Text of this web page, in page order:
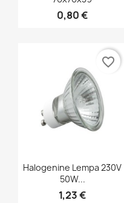
0,80 €
Greita peržiūra
Halogenine Lempa 230V
50W...
1,23 €
favorite_border